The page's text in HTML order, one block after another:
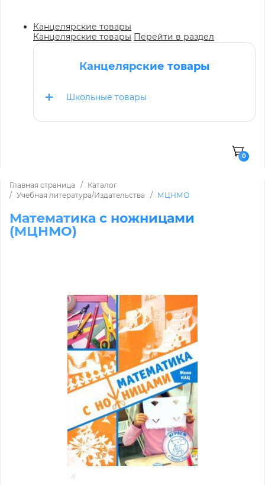
Канцелярские товары
Канцелярские товары Перейти в раздел
Канцелярские товары
Школьные товары
0
Главная страница
Каталог
Учебная литература/Издательства
МЦНМО
Математика с ножницами
(МЦНМО)